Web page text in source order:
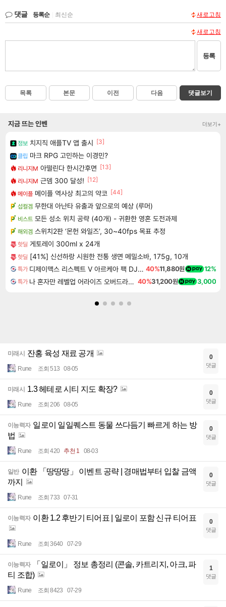
댓글 등록순 최신순 새로고침
새로고침
등록
목록 본문 이전 다음 댓글보기
지금 뜨는 인벤 더보기+
정보 치지직 애플TV 앱 출시 [3]
클립 마크 RPG 고민하는 이경민?
리니지M 아떨린다 한시간후면 [13]
리니지M 근뎀 300 달성! [12]
메이플 메이플 역사상 최고의 약코 [44]
섭컬겜 무한대 아난타 유출과 앞으로의 예상 (루머)
비스트 모든 성소 위치 공략 (40개) - 귀환한 영혼 도전과제
해외겜 스위치2판 ‘몬헌 와일즈’, 30~40fps 목표 추정
핫딜 게토레이 300ml x 24개
핫딜 [41%] 신선하랑 시원한 전통 생면 메밀소바, 175g, 10개
특가 디제이맥스 리스펙트 V 아르케아 팩 DJMAX RESPECT V Arcaea Pack DLC 40%11,880원 12%
특가 나 혼자만 레벨업 어라이즈 오버드라이브 디럭스 에디션 Solo Leveling Arise Overdrive Deluxe Edition 40%31,200원 3,000
미래시 잔홍 육성 재료 공개
Rune 조회 513 08-05
0
댓글
미래시 1.3 헤테로 시티 지도 확장?
Rune 조회 206 08-05
0
댓글
이능력자 일로이 일일퀘스트 동물 쓰다듬기 빠르게 하는 방
법
Rune 조회 420 추천 1 08-03
0
댓글
일반 이환 「땅땅땅」 이벤트 공략 | 경매법부터 입찰 금액
까지
Rune 조회 733 07-31
0
댓글
이능력자 이환 1.2 후반기 티어표 | 일로이 포함 신규 티어표
Rune 조회 3640 07-29
0
댓글
이능력자
「일로이」 정보 총정리 (콘솔, 카트리지, 아크, 파
티 조합)
Rune 조회 8423 07-29
1
댓글